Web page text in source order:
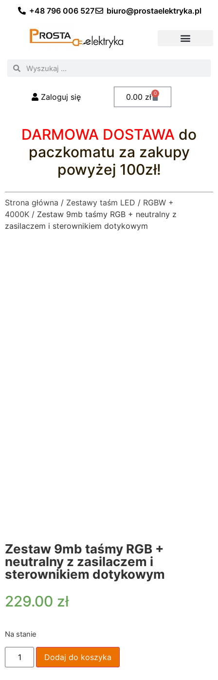
+48 796 006 527 biuro@prostaelektryka.pl
Zaloguj się 0.00 zł 0
DARMOWA DOSTAWA do
paczkomatu za zakupy
powyżej 100zł!
Strona główna / Zestawy taśm LED / RGBW +
4000K / Zestaw 9mb taśmy RGB + neutralny z
zasilaczem i sterownikiem dotykowym
Zestaw 9mb taśmy RGB +
neutralny z zasilaczem i
sterownikiem dotykowym
229.00 zł
Na stanie
Dodaj do koszyka